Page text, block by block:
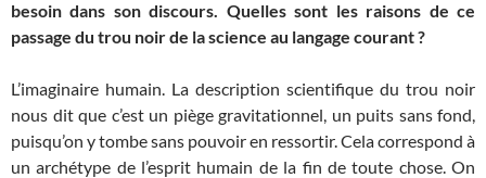
besoin dans son discours. Quelles sont les raisons de ce
passage du trou noir de la science au langage courant ?
L’imaginaire humain. La description scientifique du trou noir
nous dit que c’est un piège gravitationnel, un puits sans fond,
puisqu’on y tombe sans pouvoir en ressortir. Cela correspond à
un archétype de l’esprit humain de la fin de toute chose. On